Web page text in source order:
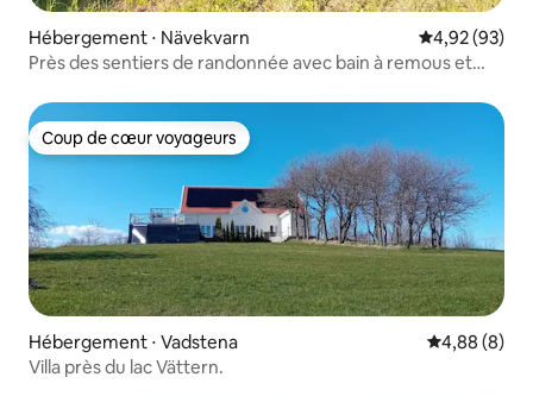
Hébergement ⋅ Nävekvarn Évaluation
4,92 (93)
Près des sentiers de randonnée avec bain à remous et
Coup de cœur voyageurs
Coup de cœur voyageurs
Hébergement ⋅ Vadstena Évaluation
4,88 (8)
Villa près du lac Vättern.